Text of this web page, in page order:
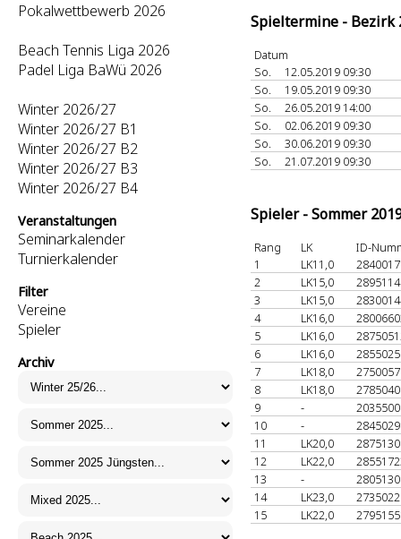
Pokalwettbewerb 2026
Beach Tennis Liga 2026
Padel Liga BaWü 2026
Winter 2026/27
Winter 2026/27 B1
Winter 2026/27 B2
Winter 2026/27 B3
Winter 2026/27 B4
Veranstaltungen
Seminarkalender
Turnierkalender
Filter
Vereine
Spieler
Archiv
Spieltermine - Bezirk
Datum
So.
12.05.2019 09:30
So.
19.05.2019 09:30
So.
26.05.2019 14:00
So.
02.06.2019 09:30
So.
30.06.2019 09:30
So.
21.07.2019 09:30
Spieler - Sommer
Rang LK
ID-
1
LK11,0
2
LK15,0
3
LK15,0
4
LK16,0
5
LK16,0
6
LK16,0
7
LK18,0
8
LK18,0
9
-
10
-
11
LK20,0
12
LK22,0
13
-
14
LK23,0
15
LK22,0